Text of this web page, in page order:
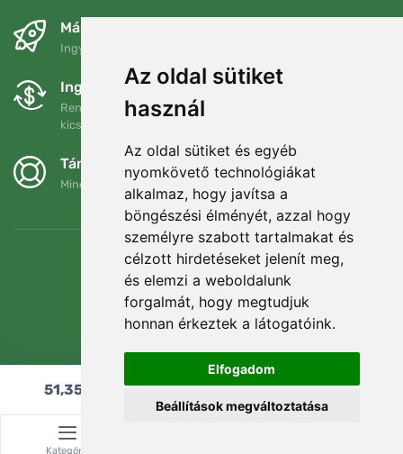
Az oldal sütiket
használ
Az oldal sütiket és egyéb
nyomkövető technológiákat
alkalmaz, hogy javítsa a
böngészési élményét, azzal hogy
személyre szabott tartalmakat és
célzott hirdetéseket jelenít meg,
és elemzi a weboldalunk
forgalmát, hogy megtudjuk
honnan érkeztek a látogatóink.
Elfogadom
Beállítások megváltoztatása
Másnapra és ingyenesen
Ingyenes szállítás a következő összeg felett: 80 EUR
Ingyenes csere és visszaküldés
Rendelését 90 napon belül bármikor visszaküldheti vagy
kicserélheti.
Támogatjuk a Trees.org-ot
Minden megrendelésért ültetünk egy fát! Bővebben
51,35 Hozzáadás a kosárhoz
Kategória